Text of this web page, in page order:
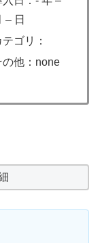
– 日
テゴリ：
の他：none